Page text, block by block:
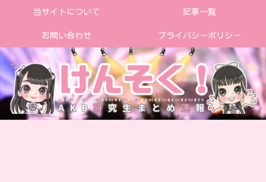
当サイトについて 記事一覧
お問い合わせ プライバシーポリシー